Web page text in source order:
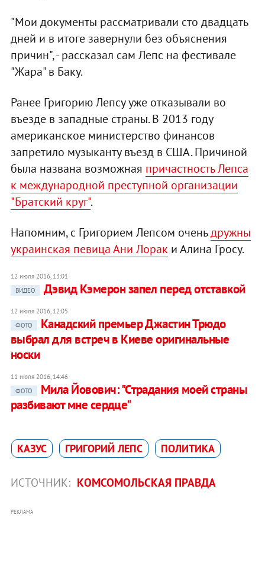
"Мои документы рассматривали сто двадцать
дней и в итоге завернули без объяснения
причин", - рассказал сам Лепс на фестивале
"Жара" в Баку.
Ранее Григорию Лепсу уже отказывали во
въезде в западные страны. В 2013 году
американское министерство финансов
запретило музыканту въезд в США. Причиной
была названа возможная причастность Лепса
к международной преступной организации
"Братский круг".
Напомним, с Григорием Лепсом оченьдружны
украинская певица Ани Лорак и Алина Гросу.
12 июля 2016, 13:01
ВИДЕО
Дэвид Кэмерон запел перед отставкой
12 июля 2016, 12:05
ФОТО
Канадский премьер Джастин Трюдо
выбрал для встреч в Киеве оригинальные
носки
11 июля 2016, 14:46
ФОТО
Мила Йовович: "Страдания моей страны
разбивают мне сердце"
КАЗУС ГРИГОРИЙ ЛЕПС ПОЛИТИКА
ИСТОЧНИК: КОМСОМОЛЬСКАЯ ПРАВДА
РЕКЛАМА